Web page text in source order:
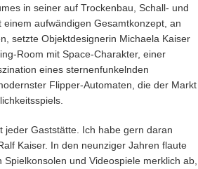
in seiner auf Trockenbau, Schall- und
aufwändigen Gesamtkonzept, an
setzte Objektdesignerin Michaela Kaiser
Room mit Space-Charakter, einer
eines sternenfunkelnden
Flipper-Automaten, die der Markt
jeder Gaststätte. Ich habe gern daran
Kaiser. In den neunziger Jahren flaute
und Videospiele merklich ab,